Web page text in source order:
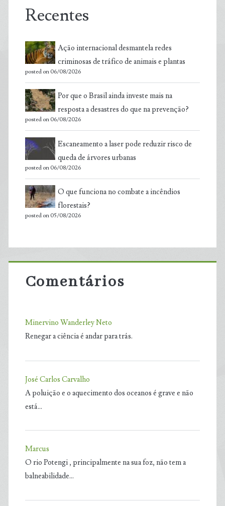
Recentes
Ação internacional desmantela redes
criminosas de tráfico de animais e plantas
posted on 06/08/2026
Por que o Brasil ainda investe mais na
resposta a desastres do que na prevenção?
posted on 06/08/2026
Escaneamento a laser pode reduzir risco de
queda de árvores urbanas
posted on 06/08/2026
O que funciona no combate a incêndios
florestais?
posted on 05/08/2026
Comentários
Minervino Wanderley Neto
Renegar a ciência é andar para trás.
José Carlos Carvalho
A poluição e o aquecimento dos oceanos é grave e não
está…
Marcus
O rio Potengi , principalmente na sua foz, não tem a
balneabilidade…